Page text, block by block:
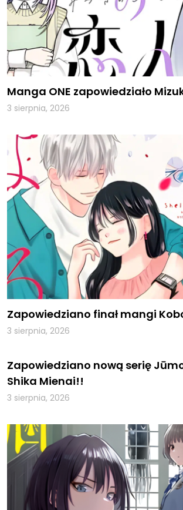
Manga ONE zapowiedziało
3 sierpnia, 2026
Zapowiedziano finał mangi
3 sierpnia, 2026
Zapowiedziano nową serię
Shika Mienai!!
3 sierpnia, 2026